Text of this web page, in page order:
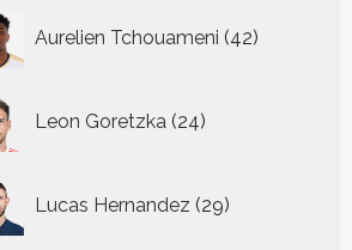
Aurelien Tchouameni 42
producten
Leon Goretzka 24
producten
Lucas Hernandez 29
producten